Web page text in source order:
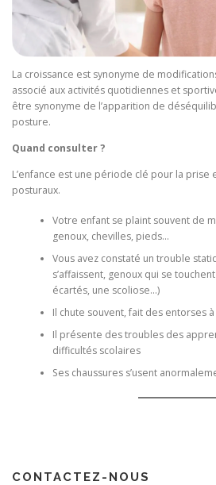
La croissance est synonyme de
associé aux activités quotidiennes et
être synonyme de l’apparition de
posture.
Quand consulter ?
L’enfance est une période clé pour la prise
posturaux.
Votre enfant se plaint souvent de
genoux, chevilles, pieds…
Vous avez constaté un trouble
s’affaissent, genoux qui se
écartés, une scoliose…)
Il chute souvent, fait des entorses
Il présente des troubles des
difficultés scolaires
Ses chaussures s’usent
CONTACTEZ-NOUS